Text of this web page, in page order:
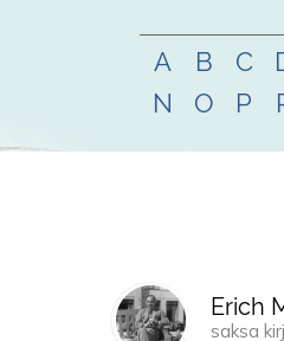
A B C
N
O P
Erich
saksa